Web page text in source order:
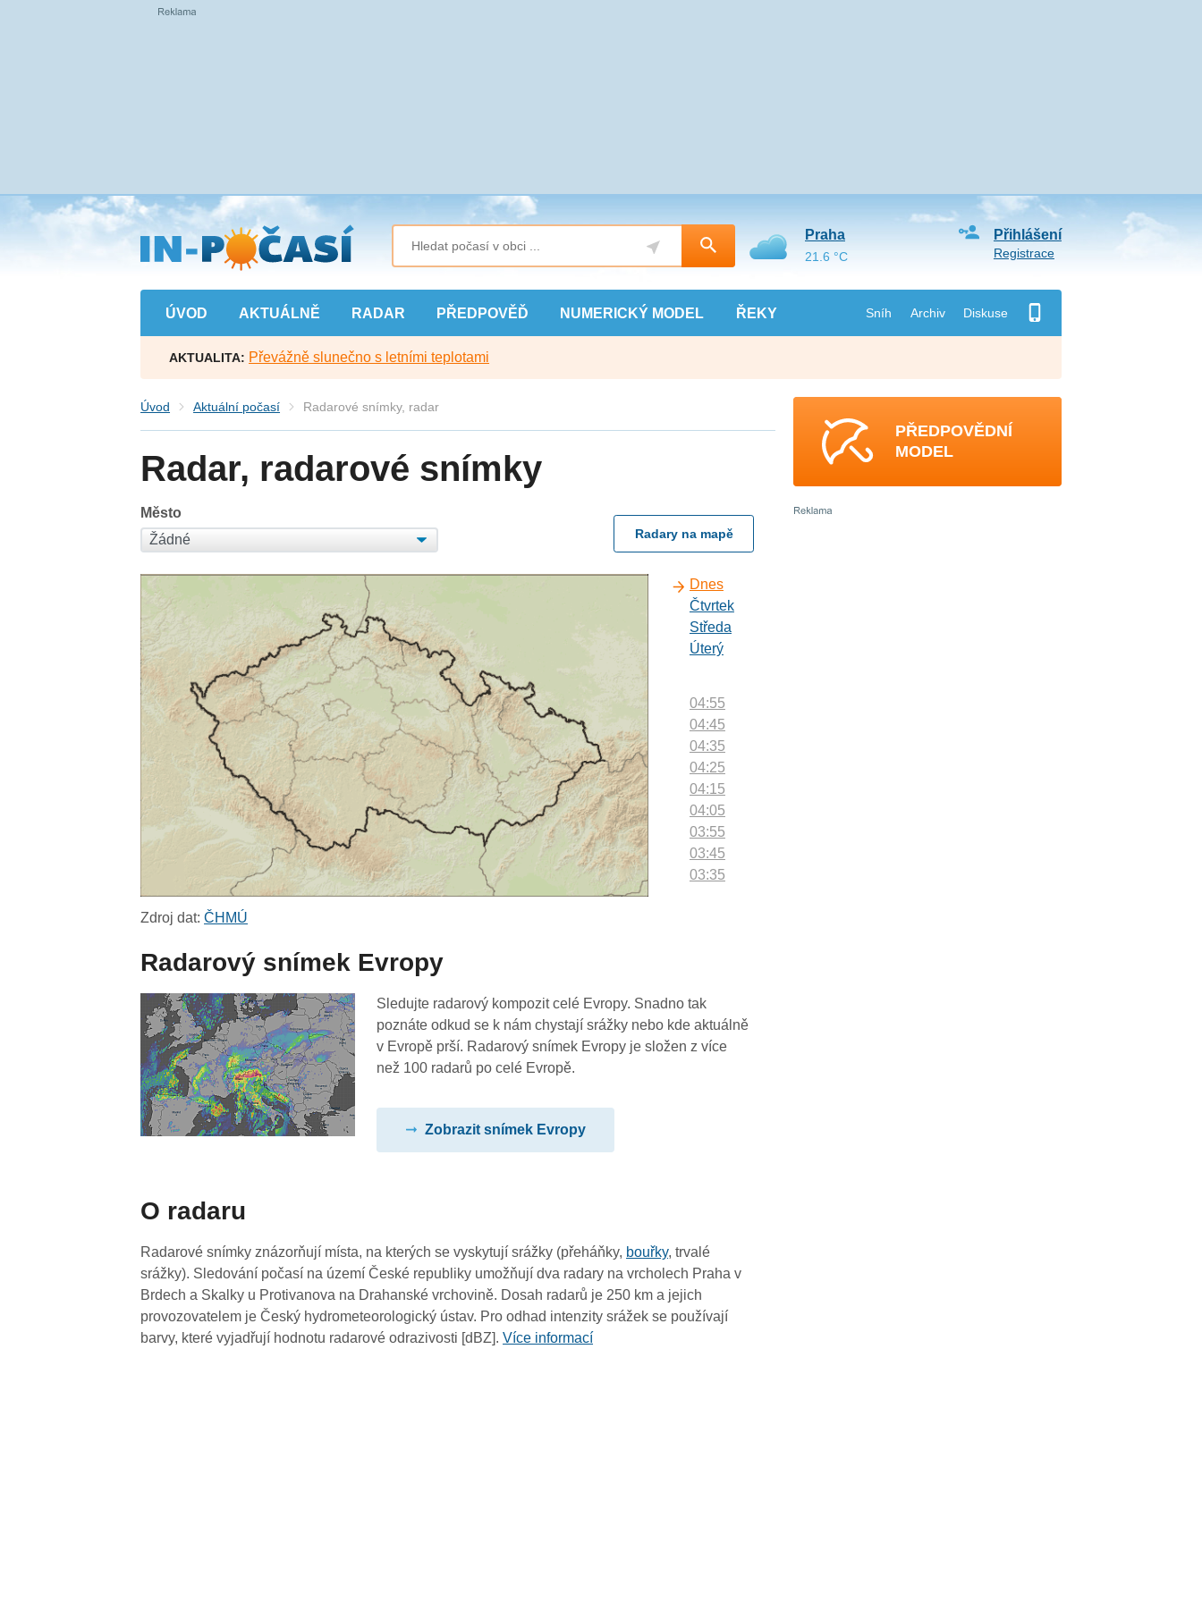
Přejít
na
hlavní
obsah
ÚVOD AKTUÁLNĚ RADAR PŘEDPOVĚĎ NUMERICKÝ MODEL ŘEKY Sníh Archiv Diskuse
Přihlášení
Registrace
Praha
21.6 °C
AKTUALITA: Převážně slunečno s letními teplotami
Úvod Aktuální počasí Radarové snímky, radar
Radar, radarové snímky
Město
Radary na mapě
Dnes
Čtvrtek
Středa
Úterý
04:55
04:45
04:35
04:25
04:15
04:05
03:55
03:45
03:35
02:35
02:25
02:15
00:35
00:25
00:15
00:05
Zdroj dat:ČHMÚ
Radarový snímek Evropy
Sledujte radarový kompozit celé Evropy. Snadno tak
poznáte odkud se k nám chystají srážky nebo kde aktuálně
v Evropě prší. Radarový snímek Evropy je složen z více
než 100 radarů po celé Evropě.
Zobrazit snímek Evropy
O radaru
Radarové snímky znázorňují místa, na kterých se vyskytují srážky (přeháňky, bouřky, trvalé
srážky). Sledování počasí na území České republiky umožňují dva radary na vrcholech Praha v
Brdech a Skalky u Protivanova na Drahanské vrchovině. Dosah radarů je 250 km a jejich
provozovatelem je Český hydrometeorologický ústav. Pro odhad intenzity srážek se používají
barvy, které vyjadřují hodnotu radarové odrazivosti [dBZ].Více informací
PŘEDPOVĚDNÍ
MODEL